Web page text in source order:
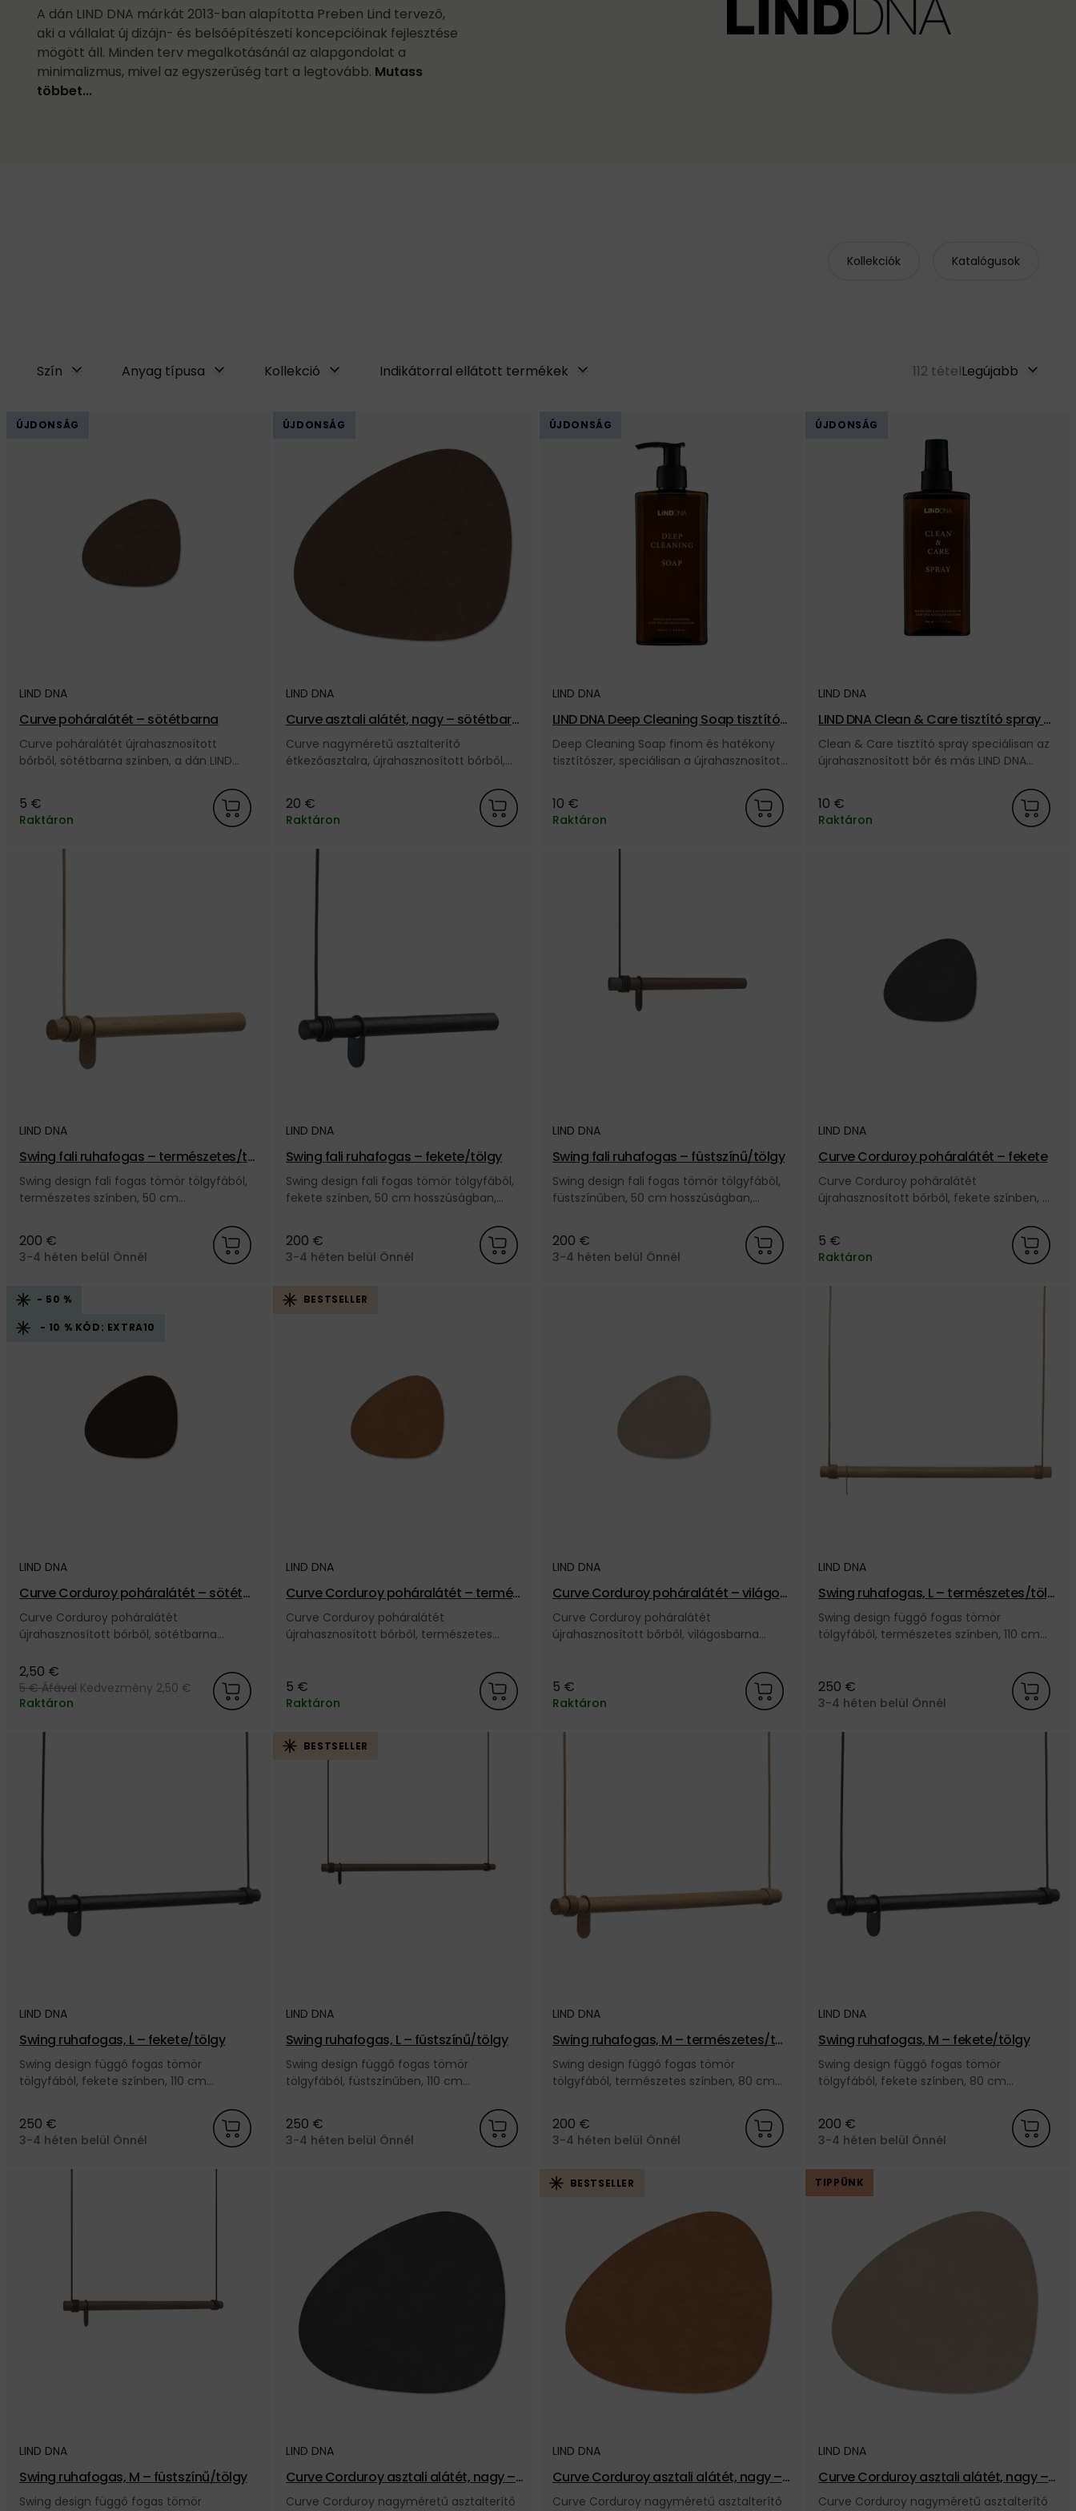
A dán LIND DNA márkát 2013-ban alapította Preben Lind tervező,
aki a vállalat új dizájn- és belsőépítészeti koncepcióinak fejlesztése
mögött áll. Minden terv megalkotásánál az alapgondolat a
minimalizmus, mivel az egyszerűség tart a legtovább. Mutass
többet...
Kollekciók Katalógusok
Szín Anyag típusa Kollekció Indikátorral ellátott termékek 112 tételLegújabb
ÚJDONSÁG
LIND DNA
Curve poháralátét – sötétbarna
Curve poháralátét újrahasznosított
bőrből, sötétbarna színben, a dán LIND
5 €
Raktáron
ÚJDONSÁG
LIND DNA
Curve asztali alátét, nagy – sötétbarn
a
Curve nagyméretű asztalterítő
étkezőasztalra, újrahasznosított bőrből,
20 €
Raktáron
ÚJDONSÁG
LIND DNA
LIND DNA Deep Cleaning Soap tisztító s
zappan – 250 ml
Deep Cleaning Soap finom és hatékony
tisztítószer, speciálisan a újrahasznosított
kifejlesztve, a dán LIND DNA márkától.
10 €
Raktáron
ÚJDONSÁG
LIND DNA
LIND DNA Clean & Care tisztító spray –
200 ml
Clean & Care tisztító spray speciálisan az
újrahasznosított bőr és más LIND DNA
10 €
Raktáron
LIND DNA
Swing fali ruhafogas – természetes/tö
lgy
Swing design fali fogas tömör tölgyfából,
természetes színben, 50 cm
200 €
3-4 héten belül Önnél
LIND DNA
Swing fali ruhafogas – fekete/tölgy
Swing design fali fogas tömör tölgyfából,
fekete színben, 50 cm hosszúságban,
200 €
3-4 héten belül Önnél
LIND DNA
Swing fali ruhafogas – füstszínű/tölgy
Swing design fali fogas tömör tölgyfából,
füstszínűben, 50 cm hosszúságban,
200 €
3-4 héten belül Önnél
LIND DNA
Curve Corduroy poháralátét – fekete
Curve Corduroy poháralátét
újrahasznosított bőrből, fekete színben, a
5 €
Raktáron
- 50 %
- 10 % KÓD: EXTRA10
LIND DNA
Curve Corduroy poháralátét – sötétb
arna
Curve Corduroy poháralátét
újrahasznosított bőrből, sötétbarna
2,50 €
5 €Áfával Kedvezmény 2,50 €
Raktáron
BESTSELLER
LIND DNA
Curve Corduroy poháralátét – termés
zetes
Curve Corduroy poháralátét
újrahasznosított bőrből, természetes
5 €
Raktáron
LIND DNA
Curve Corduroy poháralátét – világos
barna
Curve Corduroy poháralátét
újrahasznosított bőrből, világosbarna
5 €
Raktáron
LIND DNA
Swing ruhafogas, L – természetes/tölg
y
Swing design függő fogas tömör
tölgyfából, természetes színben, 110 cm
250 €
3-4 héten belül Önnél
LIND DNA
Swing ruhafogas, L – fekete/tölgy
Swing design függő fogas tömör
tölgyfából, fekete színben, 110 cm
LIND DNA márkától.
250 €
3-4 héten belül Önnél
BESTSELLER
LIND DNA
Swing ruhafogas, L – füstszínű/tölgy
Swing design függő fogas tömör
tölgyfából, füstszínűben, 110 cm
LIND DNA márkától.
250 €
3-4 héten belül Önnél
LIND DNA
Swing ruhafogas, M – természetes/töl
gy
Swing design függő fogas tömör
tölgyfából, természetes színben, 80 cm
zsinórral, a dán LIND DNA márkától.
200 €
3-4 héten belül Önnél
LIND DNA
Swing ruhafogas, M – fekete/tölgy
Swing design függő fogas tömör
tölgyfából, fekete színben, 80 cm
LIND DNA márkától.
200 €
3-4 héten belül Önnél
LIND DNA
Swing ruhafogas, M – füstszínű/tölgy
Swing design függő fogas tömör
LIND DNA
Curve Corduroy asztali alátét, nagy – f
ekete
Curve Corduroy nagyméretű asztalterítő
BESTSELLER
LIND DNA
Curve Corduroy asztali alátét, nagy – t
ermészetes
Curve Corduroy nagyméretű asztalterítő
TIPPÜNK
LIND DNA
Curve Corduroy asztali alátét, nagy –
világosbarna
Curve Corduroy nagyméretű asztalterítő